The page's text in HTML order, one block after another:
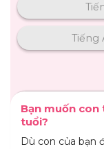
Tiếng
Bạn muốn
tuổi?
Dù con của bạn